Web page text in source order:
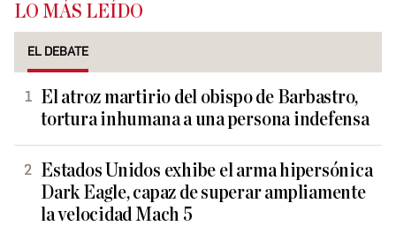
LO MÁS LEÍDO
EL DEBATE
El atroz martirio del obispo de Barbastro,
tortura inhumana a una persona indefensa
Estados Unidos exhibe el arma hipersónica
Dark Eagle, capaz de superar ampliamente
la velocidad Mach 5